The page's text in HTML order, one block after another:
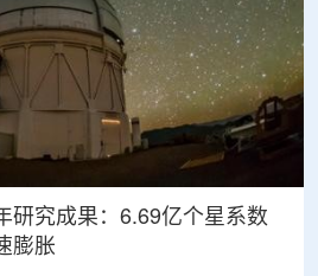
研究成果：6.69亿个星系数
膨胀